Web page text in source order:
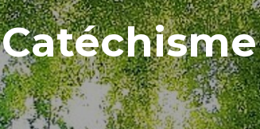
Catéchisme